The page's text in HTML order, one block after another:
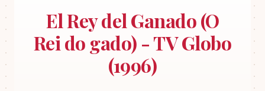
El Rey del Ganado (O
Rei do gado) - TV Globo
(1996)